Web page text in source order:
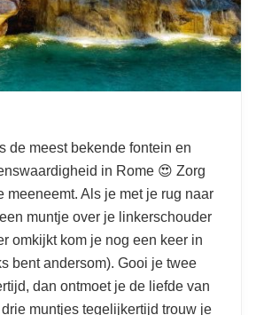
de meest bekende fontein en
in Rome 😍 Zorg
meeneemt. Als je met je rug naar
muntje over je linkerschouder
omkijkt kom je nog een keer in
bent andersom). Gooi je twee
dan ontmoet je de liefde van
muntjes tegelijkertijd trouw je